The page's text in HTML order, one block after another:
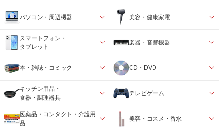
パソコン・周辺機器 美容・健康家電
スマートフォン・
タブレット
楽器・音響機器
本・雑誌・コミック CD・DVD
キッチン用品・
食器・調理器具
テレビゲーム
医薬品・コンタクト・介護用
品
美容・コスメ・香水